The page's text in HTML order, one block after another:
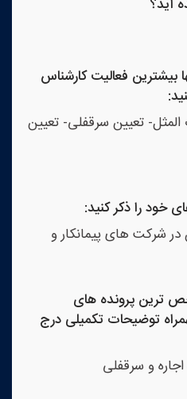
اید؟
بیشترین فعالیت کارشناس
المثل- تعیین سرقفلی- تعیین
را ذکر کنید:
در شرکت های پیمانکار و
ترین پرونده های
توضیحات تکمیلی درج